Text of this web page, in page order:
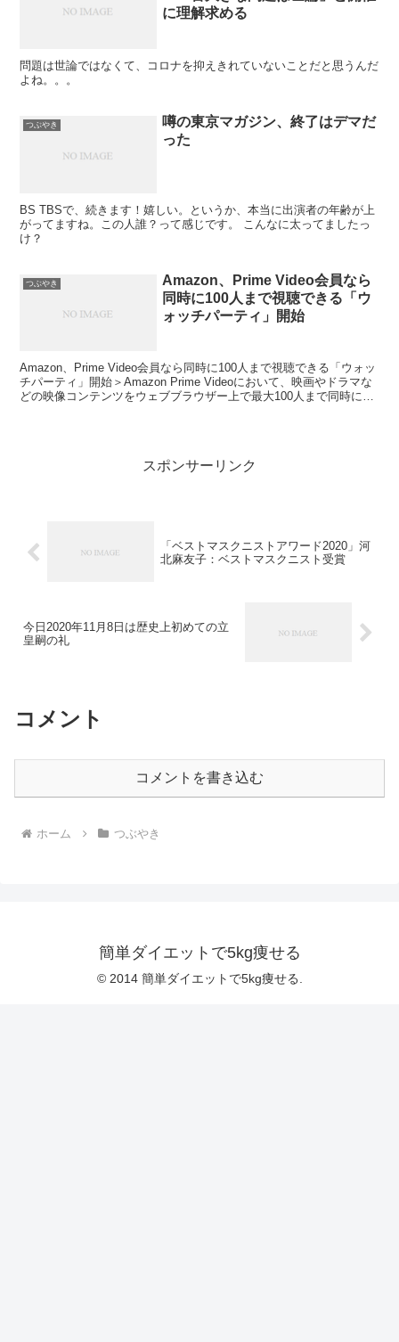
に理解求める
問題は世論ではなくて、コロナを抑えきれていないことだと思うんだ
よね。。。
つぶやき
噂の東京マガジン、終了はデマだ
った
BS TBSで、続きます！嬉しい。というか、本当に出演者の年齢が上
がってますね。この人誰？って感じです。 こんなに太ってましたっ
け？
つぶやき
Amazon、Prime Video会員なら
同時に100人まで視聴できる「ウ
ォッチパーティ」開始
Amazon、Prime Video会員なら同時に100人まで視聴できる「ウォッ
チパーティ」開始＞Amazon Prime Videoにおいて、映画やドラマな
どの映像コンテンツをウェブブラウザー上で最大100人まで同時に視
スポンサーリンク
「ベストマスクニストアワード2020」河
北麻友子：ベストマスクニスト受賞
今日2020年11月8日は歴史上初めての立
皇嗣の礼
コメント
コメントを書き込む
ホーム つぶやき
簡単ダイエットで5kg痩せる
© 2014 簡単ダイエットで5kg痩せる.